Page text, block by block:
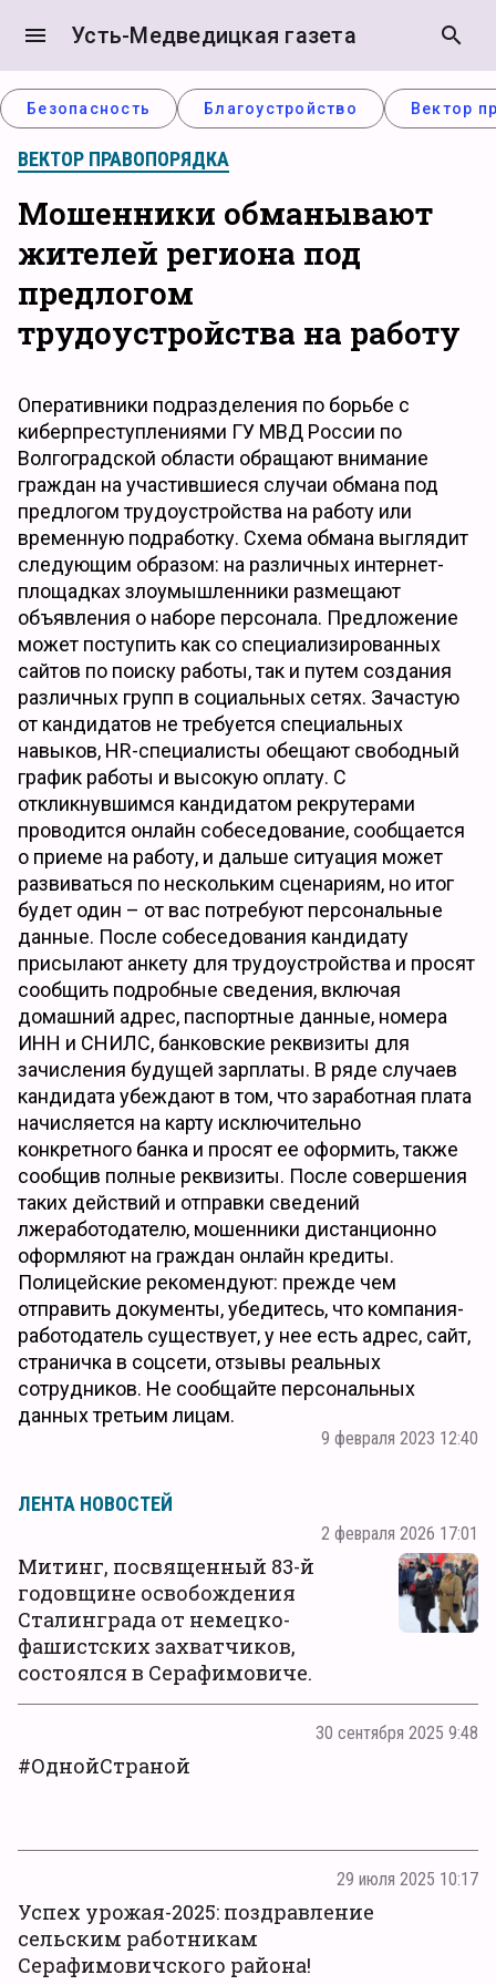
menu Усть-Медведицкая газета search
Безопасность Благоустройство Вектор
ВЕКТОР ПРАВОПОРЯДКА
Мошенники обманывают
жителей региона под
предлогом
трудоустройства на работу
Оперативники подразделения по борьбе с
киберпреступлениями ГУ МВД России по
Волгоградской области обращают внимание
граждан на участившиеся случаи обмана под
предлогом трудоустройства на работу или
временную подработку. Схема обмана выглядит
следующим образом: на различных интернет-
площадках злоумышленники размещают
объявления о наборе персонала. Предложение
может поступить как со специализированных
сайтов по поиску работы, так и путем создания
различных групп в социальных сетях. Зачастую
от кандидатов не требуется специальных
навыков, HR-специалисты обещают свободный
график работы и высокую оплату. С
откликнувшимся кандидатом рекрутерами
проводится онлайн собеседование, сообщается
о приеме на работу, и дальше ситуация может
развиваться по нескольким сценариям, но итог
будет один – от вас потребуют персональные
данные. После собеседования кандидату
присылают анкету для трудоустройства и просят
сообщить подробные сведения, включая
домашний адрес, паспортные данные, номера
ИНН и СНИЛС, банковские реквизиты для
зачисления будущей зарплаты. В ряде случаев
кандидата убеждают в том, что заработная плата
начисляется на карту исключительно
конкретного банка и просят ее оформить, также
сообщив полные реквизиты. После совершения
таких действий и отправки сведений
лжеработодателю, мошенники дистанционно
оформляют на граждан онлайн кредиты.
Полицейские рекомендуют: прежде чем
отправить документы, убедитесь, что компания-
работодатель существует, у нее есть адрес, сайт,
страничка в соцсети, отзывы реальных
сотрудников. Не сообщайте персональных
данных третьим лицам.
9 февраля 2023 12:40
ЛЕНТА НОВОСТЕЙ
2 февраля 2026 17:01
Митинг, посвященный 83-й
годовщине освобождения
Сталинграда от немецко-
фашистских захватчиков,
состоялся в Серафимовиче.
30 сентября 2025 9:48
#ОднойСтраной
29 июля 2025 10:17
Успех урожая-2025: поздравление
сельским работникам
Серафимовичского района!